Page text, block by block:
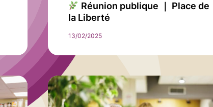
Réunion publique ｜ Place de
la Liberté
13/02/2025